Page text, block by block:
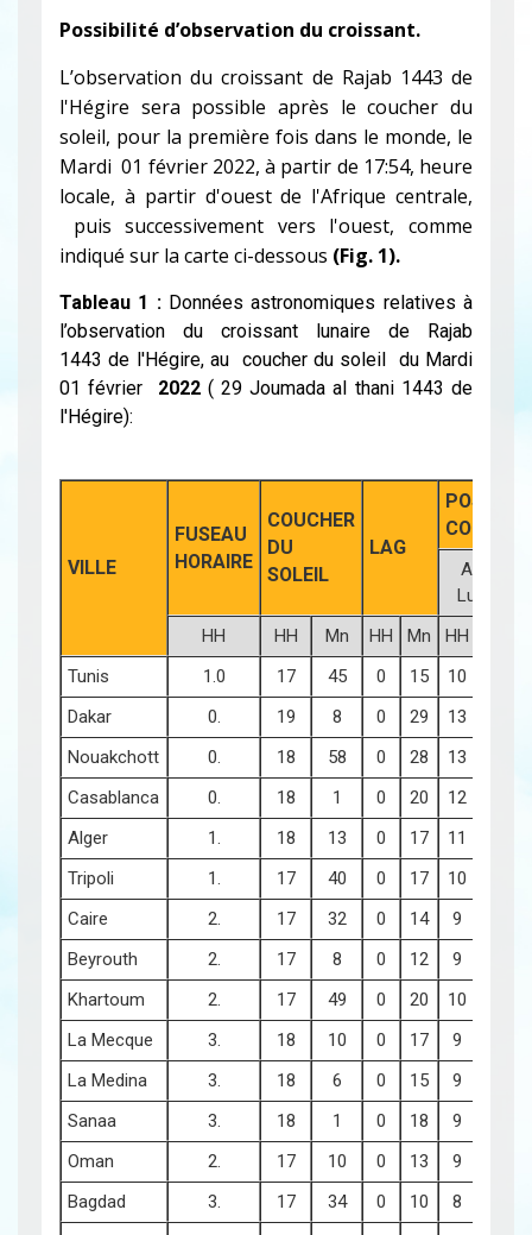
Possibilité d’observation du croissant.
L’observation du croissant de Rajab 1443 de
l'Hégire sera possible après le coucher du
soleil, pour la première fois dans le monde, le
Mardi 01 février 2022, à partir de 17:54, heure
locale, à partir d'ouest de l'Afrique centrale,
puis successivement vers l'ouest, comme
indiqué sur la carte ci-dessous (Fig. 1).
Tableau 1 :Données astronomiques relatives à
l’observation du croissant lunaire de Rajab
1443 de l'Hégire, au coucher du soleil du Mardi
01 février
2022( 29 Joumada al thani 1443 de
l'Hégire):
VILLE
FUSEAU
HORAIRE
COUCHER
DU
SOLEIL
LAG
Age
Lune
HH HH Mn HH Mn HH
Tunis
1.0 17 45 0 15 10
Dakar
0. 19 8 0 29 13
Nouakchott
0. 18 58 0 28 13
Casablanca
0. 18 1 0 20 12
Alger
1. 18 13 0 17 11
Tripoli
1. 17 40 0 17 10
Caire
2. 17 32 0 14 9
Beyrouth
2. 17 8 0 12 9
Khartoum
2. 17 49 0 20 10
La Mecque
3. 18 10 0 17 9
La Medina
3. 18 6 0 15 9
Sanaa
3. 18 1 0 18 9
Oman
2. 17 10 0 13 9
Bagdad
3. 17 34 0 10 8